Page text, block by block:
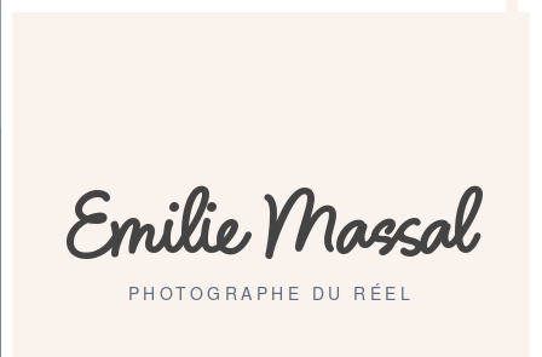
Emilie Massal
PHOTOGRAPHE DU RÉEL